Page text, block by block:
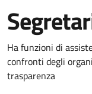
Ha funzioni di
confronti degli
trasparenza